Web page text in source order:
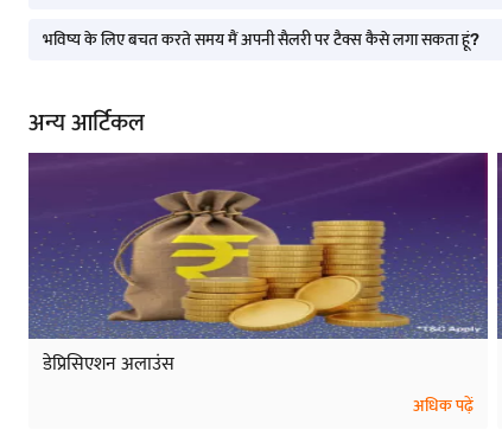
भविष्य के लिए बचत करते समय मैं अपनी सैलरी पर टैक्स कैसे लगा सकता हूं?
अन्य आर्टिकल
डेप्रिसिएशन अलाउंस
अधिक पढ़ें